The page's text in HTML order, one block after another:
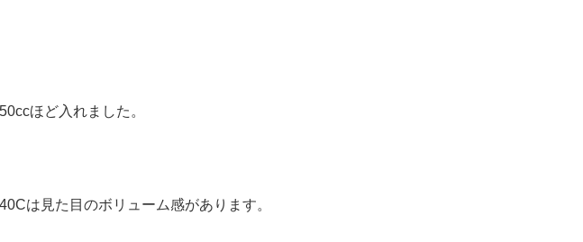
ほど入れました。
は見た目のボリューム感があります。